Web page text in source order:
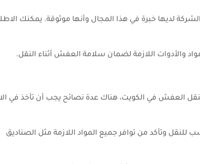
لديها خبرة في هذا المجال وأنها موثوقة. يمكنك
والأدوات اللازمة لضمان سلامة العفش أثناء النقل.
العفش في الكويت، هناك عدة نصائح يجب أن تأخذ في
وتأكد من توافر جميع المواد اللازمة مثل الصناديق